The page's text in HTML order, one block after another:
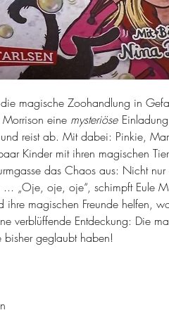
magische Zoohandlung in
eine mysteriöse
reist ab. Mit dabei: Pinkie,
Kinder mit ihren magischen
das Chaos aus: Nicht
... „Oje, oje, oje“, schimpft Eule
ihre magischen Freunde helfen,
verblüffende Entdeckung: Die
bisher geglaubt haben!